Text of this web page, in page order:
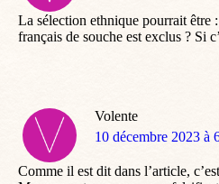
La sélection ethnique pourrait être
français de souche est exclus ? Si
Volente
dit
10 décembre 2023 à
Comme il est dit dans l’article,